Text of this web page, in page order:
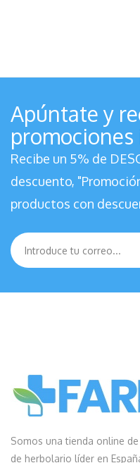
Apúntate y
Recibe un 5% de
descuento,
productos con
Somos una tienda online
de herbolario líder en